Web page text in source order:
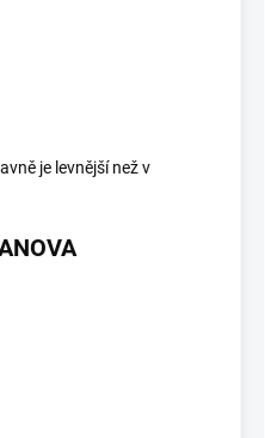
je levnější než v